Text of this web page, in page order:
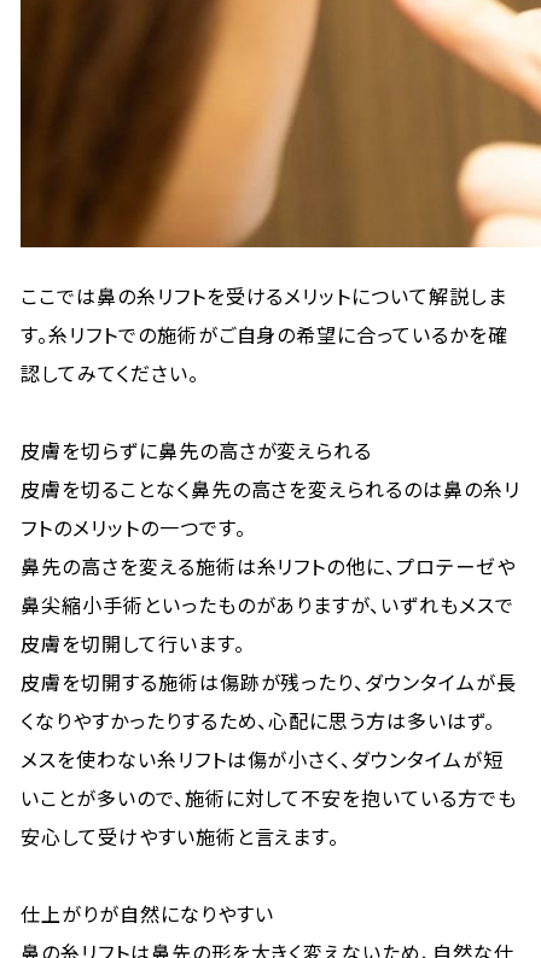
ここでは鼻の糸リフトを受けるメリットについて解説しま
す。糸リフトでの施術がご自身の希望に合っているかを確
認してみてください。
皮膚を切らずに鼻先の高さが変えられる
皮膚を切ることなく鼻先の高さを変えられるのは鼻の糸リ
フトのメリットの一つです。
鼻先の高さを変える施術は糸リフトの他に、プロテーゼや
鼻尖縮小手術といったものがありますが、いずれもメスで
皮膚を切開して行います。
皮膚を切開する施術は傷跡が残ったり、ダウンタイムが長
くなりやすかったりするため、心配に思う方は多いはず。
メスを使わない糸リフトは傷が小さく、ダウンタイムが短
いことが多いので、施術に対して不安を抱いている方でも
安心して受けやすい施術と言えます。
仕上がりが自然になりやすい
鼻の糸リフトは鼻先の形を大きく変えないため、自然な仕